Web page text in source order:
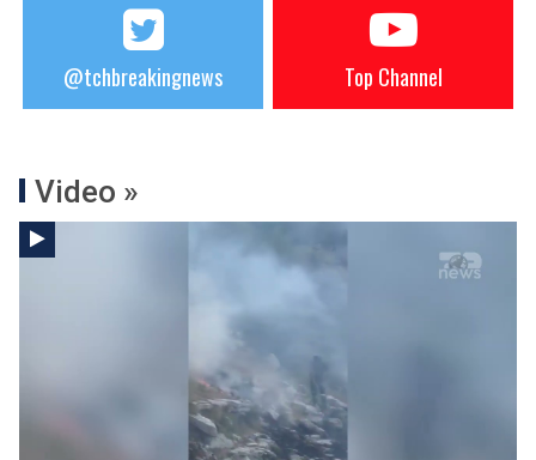
@tchbreakingnews Top Channel
Video »